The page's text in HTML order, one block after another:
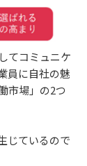
てコミュニケ
員に自社の魅
市場」の2つ
じているので